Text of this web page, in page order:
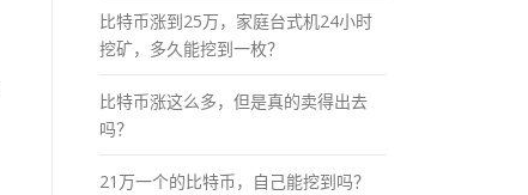
比特币涨到25万，家庭台式机24小时
挖矿，多久能挖到一枚？
比特币涨这么多，但是真的卖得出去
吗？
21万一个的比特币，自己能挖到吗？